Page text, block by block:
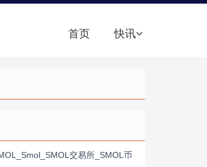
首页 快讯
交易所_SMOL币